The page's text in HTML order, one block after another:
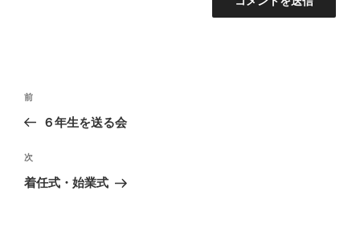
投
ビ
ゲ
前
の
稿
前
６年生を送る会
次
の
次
着任式・始業式